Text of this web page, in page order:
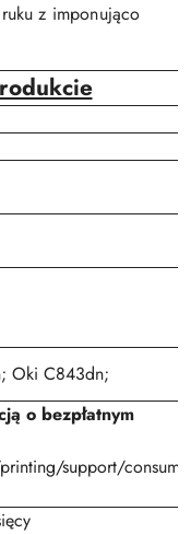
z imponująco
Oki C843dn;
o bezpłatnym
support/